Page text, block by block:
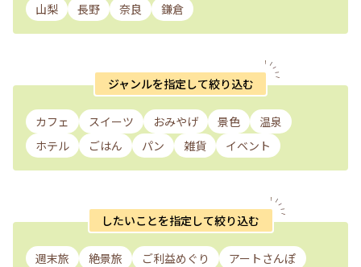
山梨
長野 奈良 鎌倉
ジャンルを指定して絞り込む
カフェ スイーツ おみやげ 景色
温泉
ホテル
ごはん パン 雑貨 イベント
したいことを指定して絞り込む
週末旅 絶景旅 ご利益めぐり
アートさんぽ